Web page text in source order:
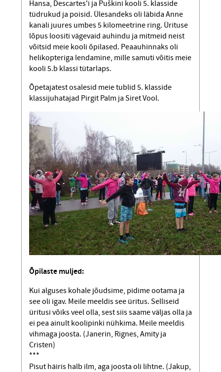
Hansa, Descartes'i ja Puškini kooli 5. klasside
tüdrukud ja poisid. Ülesandeks oli läbida Anne
kanali juures umbes 5 kilomeetrine ring. Ürituse
lõpus loositi vägevaid auhindu ja mitmeid neist
võitsid meie kooli õpilased. Peaauhinnaks oli
helikopteriga lendamine, mille samuti võitis meie
kooli 5.b klassi tütarlaps.
Õpetajatest osalesid meie tublid 5. klasside
klassijuhatajad Pirgit Palm ja Siret Vool.
Õpilaste muljed:
Kui alguses kohale jõudsime, pidime ootama ja
see oli igav. Meile meeldis see üritus. Selliseid
üritusi võiks veel olla, sest siis saame väljas olla ja
ei pea ainult koolipinki nühkima. Meile meeldis
vihmaga joosta. (Janerin, Rignes, Amity ja
Cristen)
***
Pisut häiris halb ilm, aga joosta oli lihtne. (Jakup,